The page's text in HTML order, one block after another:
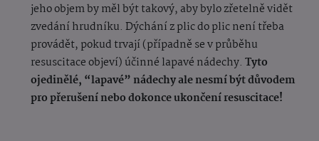
jeho objem by měl být takový, aby bylo zřetelně vidět
zvedání hrudníku. Dýchání z plic do plic není třeba
provádět, pokud trvají (případně se v průběhu
resuscitace objeví) účinné lapavé nádechy. Tyto
ojedinělé, “lapavé” nádechy ale nesmí být důvodem
pro přerušení nebo dokonce ukončení resuscitace!